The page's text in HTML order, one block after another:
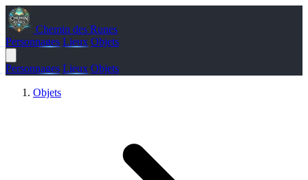
Chemin des Runes
Personnages Lieux Objets
Personnages Lieux Objets
Objets